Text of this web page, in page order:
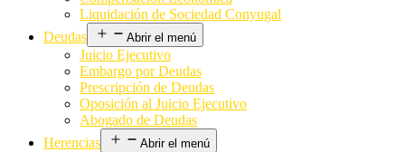
Liquidación de Sociedad Conyugal
Deudas
Abrir el menú
Juicio Ejecutivo
Embargo por Deudas
Prescripción de Deudas
Oposición al Juicio Ejecutivo
Abogado de Deudas
Herencias
Abrir el menú